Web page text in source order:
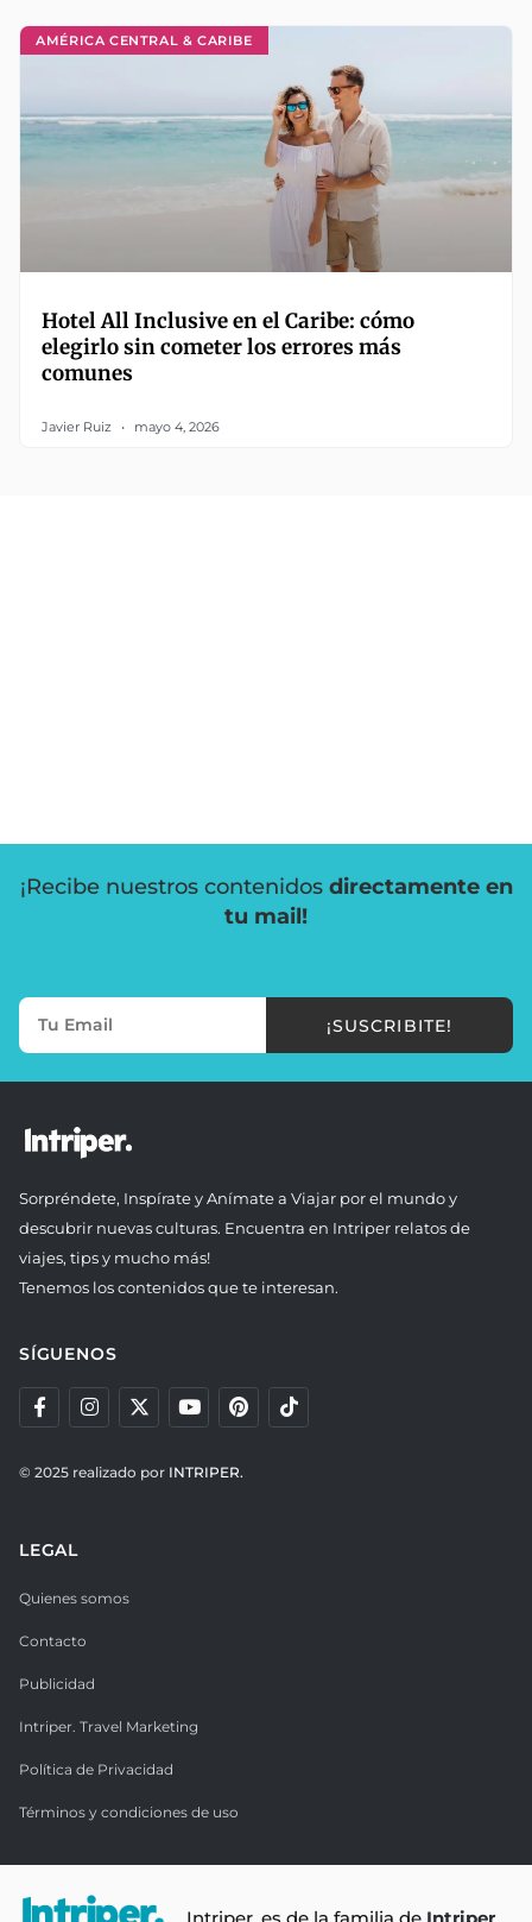
AMÉRICA CENTRAL & CARIBE
Hotel All Inclusive en el Caribe: cómo
elegirlo sin cometer los errores más
comunes
Javier Ruiz mayo 4, 2026
¡Recibe nuestros contenidos directamente en
tu mail!
¡SUSCRIBITE!
Sorpréndete, Inspírate y Anímate a Viajar por el mundo y
descubrir nuevas culturas. Encuentra en Intriper relatos de
viajes, tips y mucho más!
Tenemos los contenidos que te interesan.
SÍGUENOS
© 2025 realizado por INTRIPER.
LEGAL
Quienes somos
Contacto
Publicidad
Intriper. Travel Marketing
Política de Privacidad
Términos y condiciones de uso